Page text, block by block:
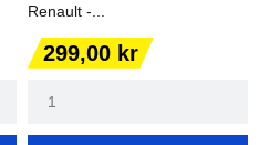
Renault -...
Pris
299,00 kr